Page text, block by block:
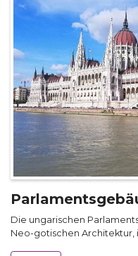
Die ungarischen
Neo-gotischen Architektur,